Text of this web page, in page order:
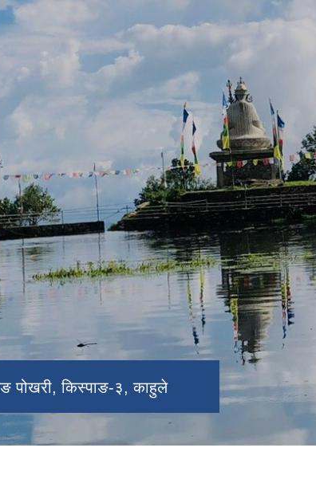
पोखरी, किस्पाङ-३, काहुले
स्रोत केन्द्र, किस्पाङ-१,
भाल्चे
झरना, किस्पाङ-४, साल्मे
गाउँपालिका प्रशासकीय भवन,
किस्पाङ-३, काहुले